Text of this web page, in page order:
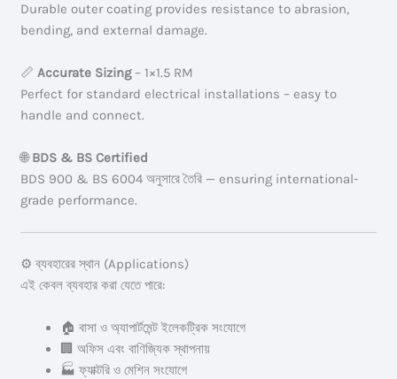
Durable outer coating provides resistance to abrasion,
bending, and external damage.
📏Accurate Sizing– 1×1.5 RM
Perfect for standard electrical installations – easy to
handle and connect.
🌐BDS & BS Certified
BDS 900 & BS 6004 অনুসারে তৈরি — ensuring international-
grade performance.
⚙️ ব্যবহারের স্থান (Applications)
এই কেবল ব্যবহার করা যেতে পারে:
🏠 বাসা ও অ্যাপার্টমেন্ট ইলেকট্রিক সংযোগে
🏢 অফিস এবং বাণিজ্যিক স্থাপনায়
🏭 ফ্যাক্টরি ও মেশিন সংযোগে